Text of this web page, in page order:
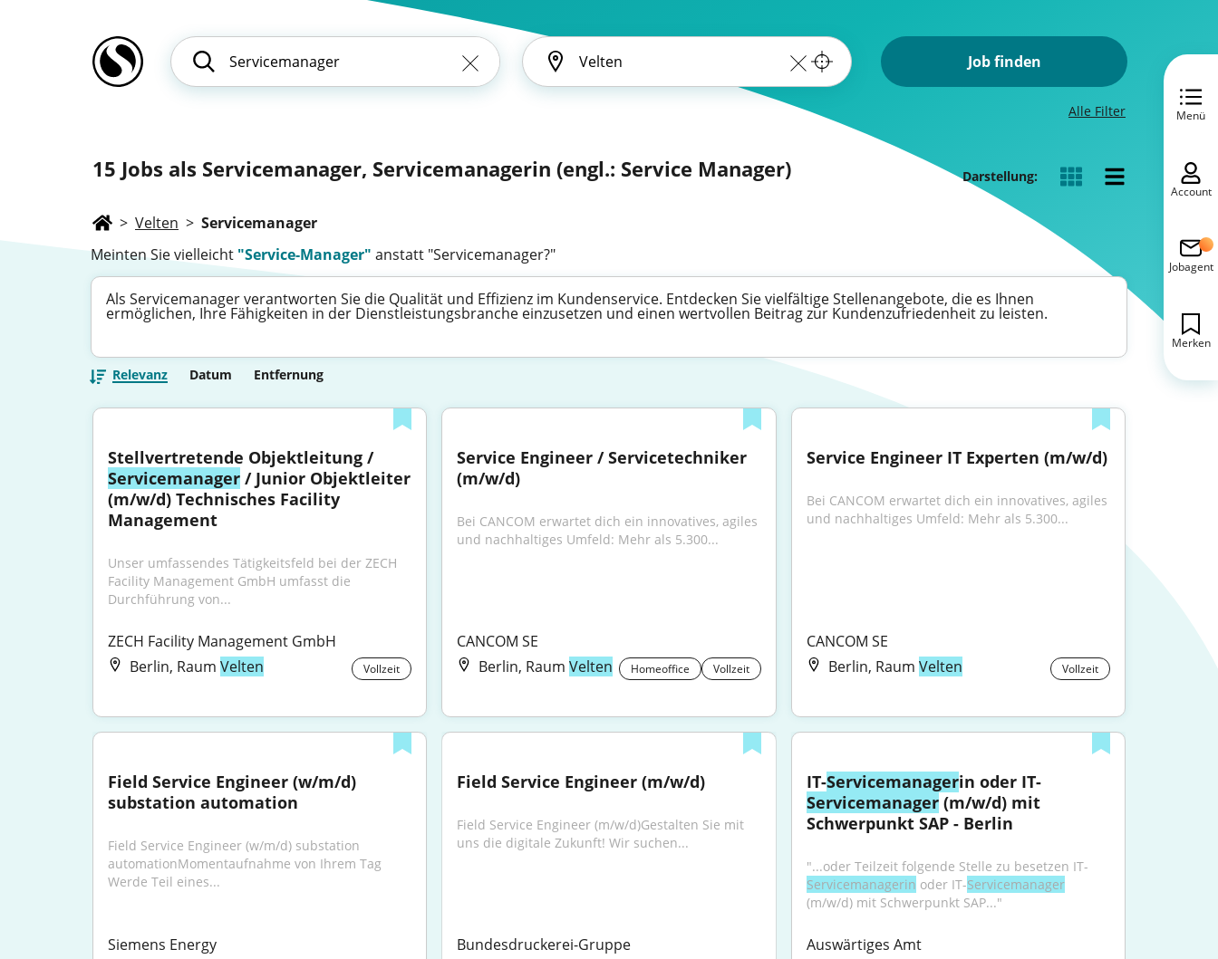
Job finden
Alle Filter
15 Jobs als Servicemanager, Servicemanagerin (engl.: Service Manager) Darstellung:
> Velten > Servicemanager
Meinten Sie vielleicht "Service-Manager" anstatt "Servicemanager?"
Als Servicemanager verantworten Sie die Qualität und Effizienz im Kundenservice. Entdecken Sie vielfältige Stellenangebote, die es Ihnen
ermöglichen, Ihre Fähigkeiten in der Dienstleistungsbranche einzusetzen und einen wertvollen Beitrag zur Kundenzufriedenheit zu leisten.
Relevanz Datum Entfernung
Stellvertretende Objektleitung /
Servicemanager / Junior Objektleiter
(m/w/d) Technisches Facility
Management
Unser umfassendes Tätigkeitsfeld bei der ZECH
Facility Management GmbH umfasst die
Durchführung von...
ZECH Facility Management GmbH
Berlin, Raum Velten Vollzeit
Service Engineer / Servicetechniker
(m/w/d)
Bei CANCOM erwartet dich ein innovatives, agiles
und nachhaltiges Umfeld: Mehr als 5.300...
CANCOM SE
Berlin, RaumVelten Homeoffice Vollzeit
Service Engineer IT Experten (m/w/d)
Bei CANCOM erwartet dich ein innovatives, agiles
und nachhaltiges Umfeld: Mehr als 5.300...
CANCOM SE
Berlin, Raum Velten Vollzeit
Field Service Engineer (w/m/d)
substation automation
Field Service Engineer (w/m/d) substation
automationMomentaufnahme von Ihrem Tag
Werde Teil eines...
Siemens Energy
Field Service Engineer (m/w/d)
Field Service Engineer (m/w/d)Gestalten Sie mit
uns die digitale Zukunft! Wir suchen...
Bundesdruckerei-Gruppe
IT-Servicemanagerin oder IT-
Servicemanager (m/w/d) mit
Schwerpunkt SAP - Berlin
"...oder Teilzeit folgende Stelle zu besetzen IT-
Servicemanagerin oder IT-Servicemanager
(m/w/d) mit Schwerpunkt SAP..."
Auswärtiges Amt
Menü
Account
Jobagent
Merken